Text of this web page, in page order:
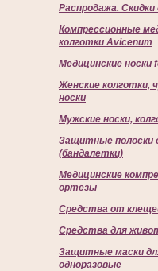
Распродажа. Скидки
Компрессионные
колготки Avicenum
Медицинские носки
Женские колготки,
носки
Мужские носки,
Защитные полоски
(бандалетки)
Медицинские
ортезы
Средства от
Средства для
Защитные маски
одноразовые